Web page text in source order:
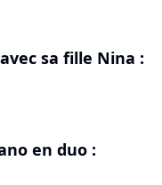
sa fille Nina :
en duo :